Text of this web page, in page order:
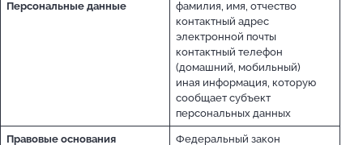
Персональные данные
фамилия, имя, отчество
контактный адрес
электронной почты
контактный телефон
(домашний, мобильный)
иная информация, которую
сообщает субъект
персональных данных
Правовые основания
Федеральный закон